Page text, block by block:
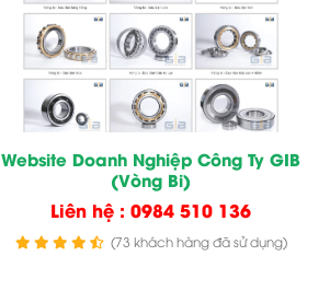
Website Doanh Nghiệp Công Ty GIB
(Vòng Bi)
Liên hệ : 0984 510 136
(73 khách hàng đã sử dụng)